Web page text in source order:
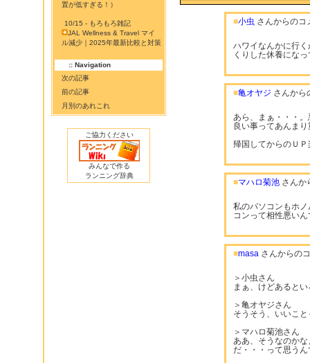
置が低すぎる！）
10/15 - もろもろ雑記
JAL Wellness & Travel マイ
ル減少｜2025年最新比較と対策
:: Navigation
次の記事
前の記事
月別のあれこれ
ご協力ください
みんなで作る
ランニング辞典
■小虫 さんからのコ
ハワイなんかに行
くりした休養にな
■亀オヤジ さんから
あら、まぁ・・・
良い事ってあんま
帰国してからのＵ
■マハロ菊池 さんか
私のパソコンもホ
コンって相性悪い
■masa さんからの
＞小虫さん
まぁ、けどあると
＞亀オヤジさん
そうそう、いいこ
＞マハロ菊池さん
ああ、そうなのか
だ・・・って思う